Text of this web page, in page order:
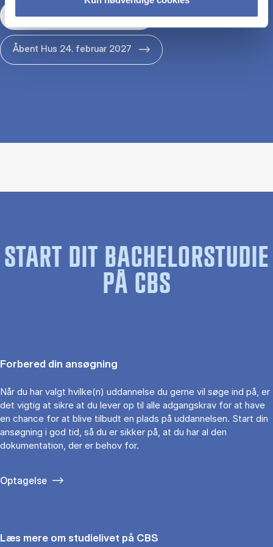
Åbent Hus 29. januar 2027
Åbent Hus 24. februar 2027
START DIT BACHELORSTUDIE
PÅ CBS
Forbered din ansøgning
Når du har valgt hvilke(n) uddannelse du gerne vil søge ind på, er
det vigtig at sikre at du lever op til alle adgangskrav for at have
en chance for at blive tilbudt en plads på uddannelsen. Start din
ansøgning i god tid, så du er sikker på, at du har al den
dokumentation, der er behov for.
Optagelse
Læs mere om studielivet på CBS